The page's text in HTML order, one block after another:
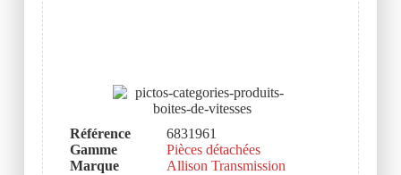
Référence
6831961
Gamme
Pièces détachées
Marque
Allison Transmission